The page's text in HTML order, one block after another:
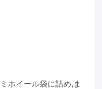
ホイール袋に詰め,ま